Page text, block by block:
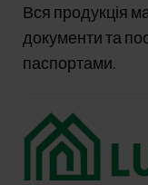
Вся продукція
документи та
паспортами.